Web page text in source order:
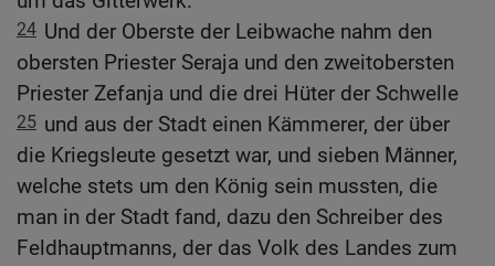
24 Und der Oberste der Leibwache nahm den
obersten Priester Seraja und den zweitobersten
Priester Zefanja und die drei Hüter der Schwelle
25 und aus der Stadt einen Kämmerer, der über
die Kriegsleute gesetzt war, und sieben Männer,
welche stets um den König sein mussten, die
man in der Stadt fand, dazu den Schreiber des
Feldhauptmanns, der das Volk des Landes zum